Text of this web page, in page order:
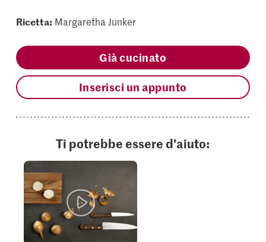
Ricetta: Margaretha Junker
Già cucinato
Inserisci un appunto
Ti potrebbe essere d'aiuto: